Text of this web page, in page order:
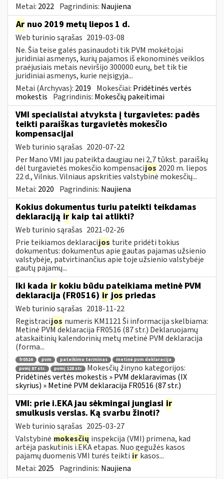
Metai: 2022 Pagrindinis: Naujiena
Ar nuo 2019 metų liepos 1 d.
Web turinio sąrašas 2019-03-08
Ne. Šia teise galės pasinaudoti tik PVM mokėtojai
juridiniai asmenys, kurių pajamos iš ekonominės veiklos
praėjusiais metais neviršijo 300000 eurų, bet tik tie
juridiniai asmenys, kurie neįsigyja...
Metai (Archyvas): 2019 Mokesčiai: Pridėtinės vertės
mokestis Pagrindinis: Mokesčių pakeitimai
VMI specialistai atvyksta į turgavietes: padės
teikti paraiškas turgavietės mokesčio
kompensacijai
Web turinio sąrašas 2020-07-22
Per Mano VMI jau pateikta daugiau nei 2,7 tūkst. paraiškų
dėl turgavietės mokesčio kompensacijos 2020 m. liepos
22 d., Vilnius. Vilniaus apskrities valstybinė mokesčių...
Metai: 2020 Pagrindinis: Naujiena
Kokius dokumentus turiu pateikti teikdamas
deklaraciją ir kaip tai atlikti?
Web turinio sąrašas 2021-02-26
Prie teikiamos deklaracijos turite pridėti tokius
dokumentus: dokumentus apie gautas pajamas užsienio
valstybėje, patvirtinančius apie toje užsienio valstybėje
gautų pajamų...
Iki kada ir kokiu būdu pateikiama metinė PVM
deklaracija (FR0516) ir jos priedas
Web turinio sąrašas 2018-11-22
Registracijos numeris KM1121 Ši informacija skelbiama:
Metinė PVM deklaracija FR0516 (87 str.) Deklaruojamų
ataskaitinių kalendorinių metų metinė PVM deklaracija
(forma...
fr0516 pvm pateikimo terminas
metinė pvm deklaracija
pvmį 87 str.
pvmį 128 str
Mokesčių žinyno kategorijos:
Pridėtinės vertės mokestis » PVM deklaravimas (IX
skyrius) » Metinė PVM deklaracija FR0516 (87 str.)
VMI: prie i.EKA jau sėkmingai jungiasi ir
smulkusis verslas. Ką svarbu žinoti?
Web turinio sąrašas 2025-03-27
Valstybinė mokesčių inspekcija (VMI) primena, kad
artėja paskutinis i.EKA etapas. Nuo gegužės kasos
pajamų duomenis VMI turės teikti ir kasos...
Metai: 2025 Pagrindinis: Naujiena